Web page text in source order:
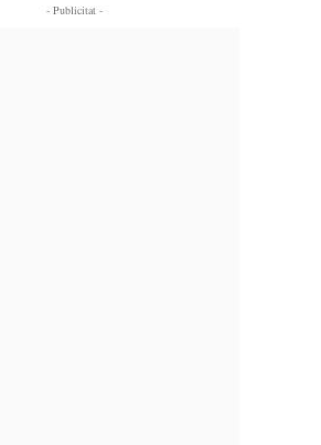
- Publicitat -